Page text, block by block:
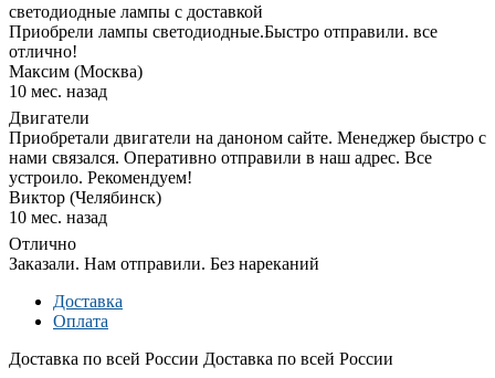
светодиодные лампы с доставкой
Приобрели лампы светодиодные.Быстро отправили. все
отлично!
Максим (Москва)
10 мес. назад
Двигатели
Приобретали двигатели на даноном сайте. Менеджер быстро с
нами связался. Оперативно отправили в наш адрес. Все
устроило. Рекомендуем!
Виктор (Челябинск)
10 мес. назад
Отлично
Заказали. Нам отправили. Без нареканий
Доставка
Оплата
Доставка по всей России Доставка по всей России